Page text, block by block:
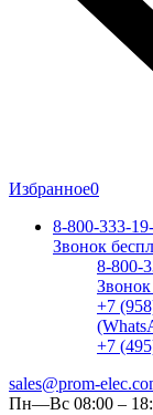
Избранное0
8-800-333-
Звонок
8-800-
+7
+7
sales@prom-
Пн—Вс 08:00 –